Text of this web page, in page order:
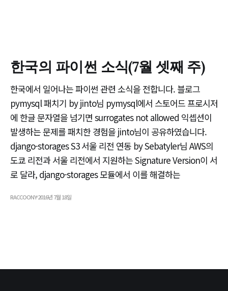
한국의 파이썬 소식(7월 셋째 주)
한국에서 일어나는 파이썬 관련 소식을 전합니다. 블로그
pymysql 패치기 by jinto님 pymysql에서 스토어드 프로시저
에 한글 문자열을 넘기면 surrogates not allowed 익셉션이
발생하는 문제를 패치한 경험을 jinto님이 공유하였습니다.
django-storages S3 서울 리전 연동 by Sebatyler님 AWS의
도쿄 리전과 서울 리전에서 지원하는 Signature Version이 서
로 달라, django-storages 모듈에서 이를 해결하는
RACCOONY2016년 7월 18일